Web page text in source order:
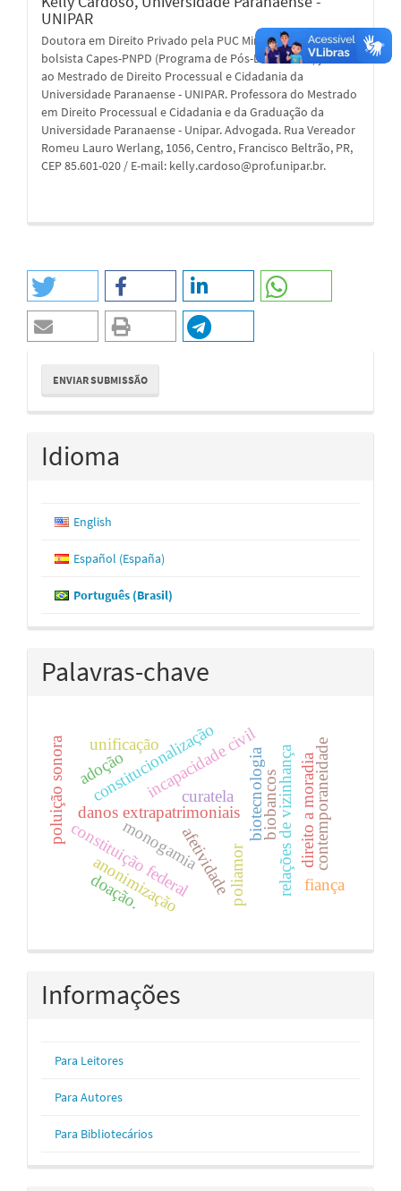
UNIPAR
Doutora em Direito Privado pela PUC Minas. Atuou como
bolsista Capes-PNPD (Programa de Pós-Doutorado) junto
ao Mestrado de Direito Processual e Cidadania da
Universidade Paranaense - UNIPAR. Professora do Mestrado
em Direito Processual e Cidadania e da Graduação da
Universidade Paranaense - Unipar. Advogada. Rua Vereador
Romeu Lauro Werlang, 1056, Centro, Francisco Beltrão, PR,
CEP 85.601-020 / E-mail: kelly.cardoso@prof.unipar.br.
Enviar
Submissão
ENVIAR SUBMISSÃO
Idioma
English
Español (España)
Português (Brasil)
Palavras-chave
danos extrapatrimoniais
poluição sonora biotecnologiabiobancos
afetividade
monogamia poliamor
incapacidade civil
curatela
constituição federal relações de vizinhança
anonimização
constitucionalização
unificação
direito a moradia
fiança
doação.
contemporaneidade
adoção
Informações
Para Leitores
Para Autores
Para Bibliotecários